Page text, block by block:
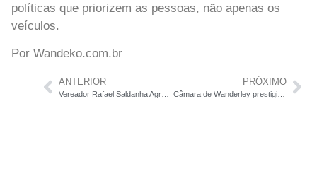
políticas que priorizem as pessoas, não apenas os
veículos.
Por Wandeko.com.br
ANTERIOR PRÓXIMO
Câmara de Wanderley prestigia o 3º Dia de Campo da Pecuária Leiteira